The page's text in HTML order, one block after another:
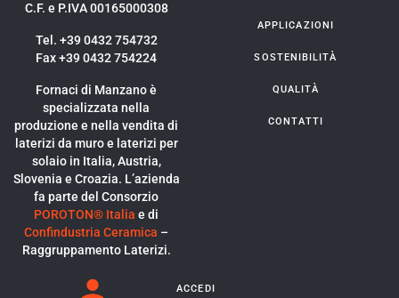
C.F. e P.IVA 00165000308
Tel. +39 0432 754732
Fax +39 0432 754224
Fornaci di Manzano è
specializzata nella
produzione e nella vendita di
laterizi da muro e laterizi per
solaio in Italia, Austria,
Slovenia e Croazia. L’azienda
fa parte del Consorzio
POROTON® Italia e di
Confindustria Ceramica –
Raggruppamento Laterizi.
APPLICAZIONI
SOSTENIBILITÀ
QUALITÀ
CONTATTI
ACCEDI